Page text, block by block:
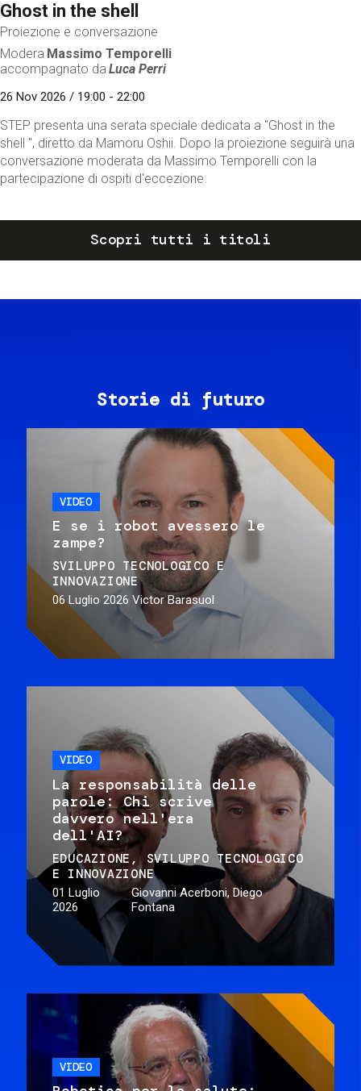
Ghost in the shell
Proiezione e conversazione
Modera Massimo Temporelli
accompagnato da Luca Perri
26 Nov 2026 / 19:00 - 22:00
STEP presenta una serata speciale dedicata a "Ghost in the
shell ", diretto da Mamoru Oshii. Dopo la proiezione seguirà una
conversazione moderata da Massimo Temporelli con la
partecipazione di ospiti d'eccezione.
Scopri tutti i titoli
Storie di futuro
VIDEO
E se i robot avessero le
zampe?
SVILUPPO TECNOLOGICO E
INNOVAZIONE
06 Luglio 2026 Victor Barasuol
VIDEO
La responsabilità delle
parole: Chi scrive
davvero nell'era
dell'AI?
EDUCAZIONE
SVILUPPO TECNOLOGICO
E INNOVAZIONE
01 Luglio
2026
Giovanni Acerboni, Diego
Fontana
VIDEO